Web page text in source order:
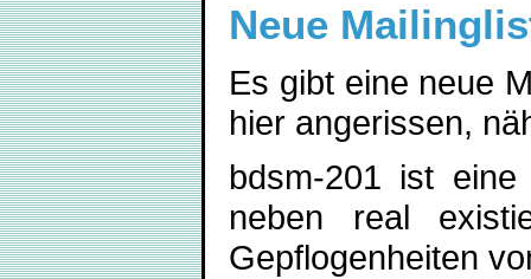
Neue
Es gibt eine neue
hier angerissen,
bdsm-201 ist
neben real
Gepflogenheiten